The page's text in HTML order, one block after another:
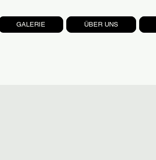
GALERIE ÜBER UNS